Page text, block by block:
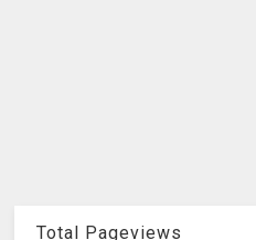
Total Pageviews